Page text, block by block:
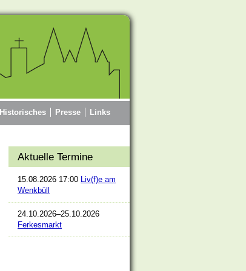
Historisches Presse Links
Aktuelle Termine
15.08.2026 17:00 Liv(f)e am
Wenkbüll
24.10.2026–25.10.2026
Ferkesmarkt